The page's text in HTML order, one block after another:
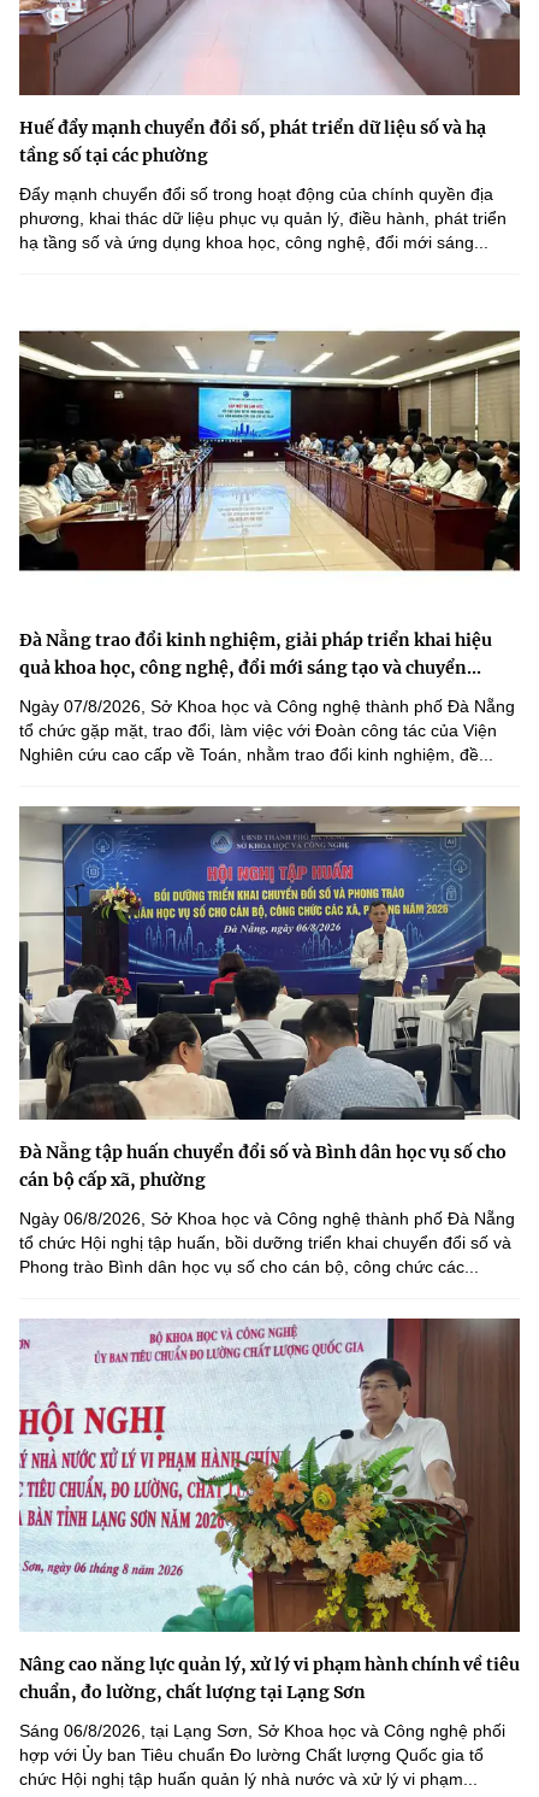
Huế đẩy mạnh chuyển đổi số, phát triển dữ liệu số và hạ
tầng số tại các phường
Đẩy mạnh chuyển đổi số trong hoạt động của chính quyền địa
phương, khai thác dữ liệu phục vụ quản lý, điều hành, phát triển
hạ tầng số và ứng dụng khoa học, công nghệ, đổi mới sáng...
Đà Nẵng trao đổi kinh nghiệm, giải pháp triển khai hiệu
quả khoa học, công nghệ, đổi mới sáng tạo và chuyển...
Ngày 07/8/2026, Sở Khoa học và Công nghệ thành phố Đà Nẵng
tổ chức gặp mặt, trao đổi, làm việc với Đoàn công tác của Viện
Nghiên cứu cao cấp về Toán, nhằm trao đổi kinh nghiệm, đề...
Đà Nẵng tập huấn chuyển đổi số và Bình dân học vụ số cho
cán bộ cấp xã, phường
Ngày 06/8/2026, Sở Khoa học và Công nghệ thành phố Đà Nẵng
tổ chức Hội nghị tập huấn, bồi dưỡng triển khai chuyển đổi số và
Phong trào Bình dân học vụ số cho cán bộ, công chức các...
Nâng cao năng lực quản lý, xử lý vi phạm hành chính về tiêu
chuẩn, đo lường, chất lượng tại Lạng Sơn
Sáng 06/8/2026, tại Lạng Sơn, Sở Khoa học và Công nghệ phối
hợp với Ủy ban Tiêu chuẩn Đo lường Chất lượng Quốc gia tổ
chức Hội nghị tập huấn quản lý nhà nước và xử lý vi phạm...